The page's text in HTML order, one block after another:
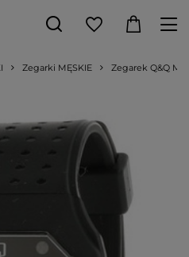
Zegarki MĘSKIE Zegarek Q&Q